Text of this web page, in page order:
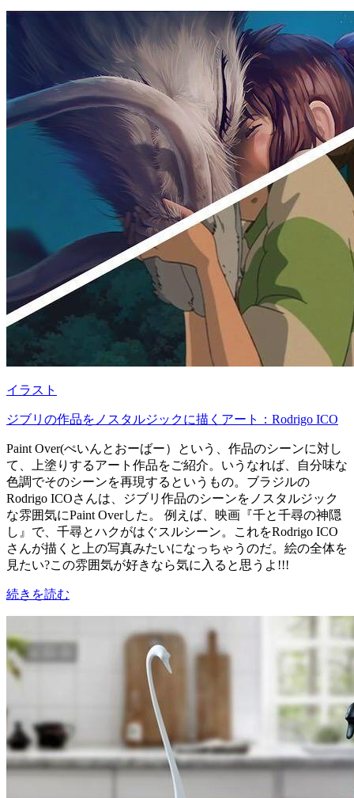
イラスト
ジブリの作品をノスタルジックに描くアート：Rodrigo ICO
Paint Over(ぺいんとおーばー）という、作品のシーンに対し
て、上塗りするアート作品をご紹介。いうなれば、自分味な
色調でそのシーンを再現するというもの。ブラジルの
Rodrigo ICOさんは、ジブリ作品のシーンをノスタルジック
な雰囲気にPaint Overした。 例えば、映画『千と千尋の神隠
し』で、千尋とハクがはぐスルシーン。これをRodrigo ICO
さんが描くと上の写真みたいになっちゃうのだ。絵の全体を
見たい?この雰囲気が好きなら気に入ると思うよ!!!
続きを読む